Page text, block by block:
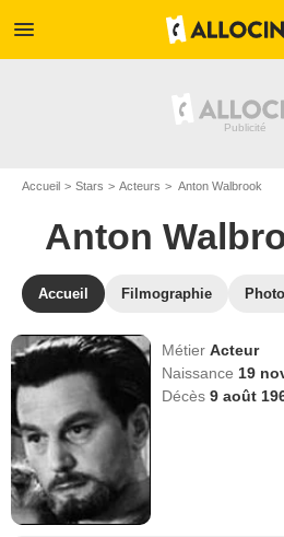
menu
Accueil Stars Acteurs Anton Walbrook
Anton
Accueil Filmographie
MétierActeur
Naissance 19
Décès9 août